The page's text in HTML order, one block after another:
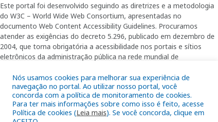
Nós usamos cookies para melhorar sua experiência de
navegação no portal. Ao utilizar nosso portal, você
concorda com a política de monitoramento de cookies.
Para ter mais informações sobre como isso é feito, acesse
Política de cookies (Leia mais). Se você concorda, clique em
Este portal foi desenvolvido seguindo as diretrizes e a metodologia
do W3C – World Wide Web Consortium, apresentadas no
documento Web Content Accessibility Guidelines. Procuramos
atender as exigências do decreto 5.296, publicado em dezembro de
2004, que torna obrigatória a acessibilidade nos portais e sítios
eletrônicos da administração pública na rede mundial de
garantindo-lhes o pleno acesso aos conteúdos disponíveis.
Além de validações automáticas, foram realizados testes em
diversos navegadores e através do utilitário de acesso a Internet do
DOSVOX, sistema operacional destinado deficientes visuais.